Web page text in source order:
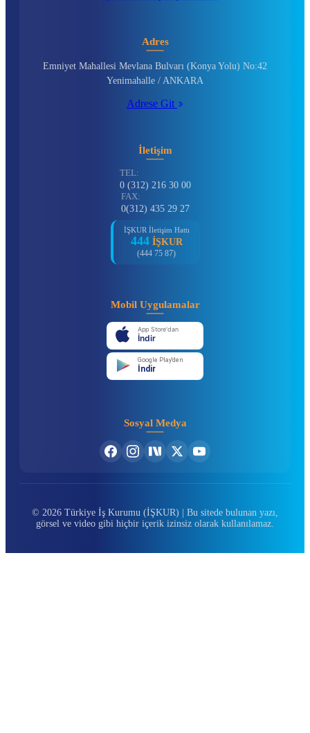
Adres
Emniyet Mahallesi Mevlana Bulvarı (Konya Yolu) No:42
Yenimahalle / ANKARA
Adrese Git
İletişim
TEL:
0 (312) 216 30 00
FAX:
0(312) 435 29 27
İŞKUR İletişim Hattı
444 İŞKUR
(444 75 87)
Mobil Uygulamalar
App Store'dan
İndir
Google Play'den
İndir
Sosyal Medya
© 2026 Türkiye İş Kurumu (İŞKUR) | Bu sitede bulunan yazı,
görsel ve video gibi hiçbir içerik izinsiz olarak kullanılamaz.